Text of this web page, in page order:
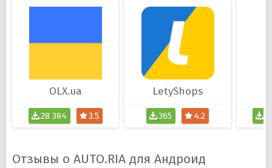
OLX.ua
28 384 3.5
LetyShops
365 4.2
Отзывы о AUTO.RIA для Андроид